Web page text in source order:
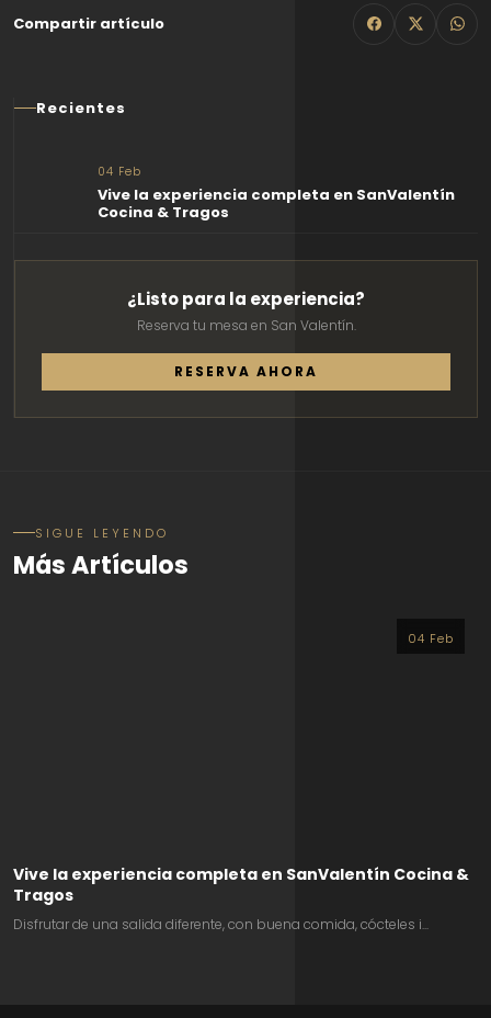
Compartir artículo
Recientes
04 Feb
Vive la experiencia completa en SanValentín
Cocina & Tragos
¿Listo para la experiencia?
Reserva tu mesa en San Valentín.
RESERVA AHORA
SIGUE LEYENDO
Más Artículos
04 Feb
Vive la experiencia completa en SanValentín Cocina &
Tragos
Disfrutar de una salida diferente, con buena comida, cócteles i...